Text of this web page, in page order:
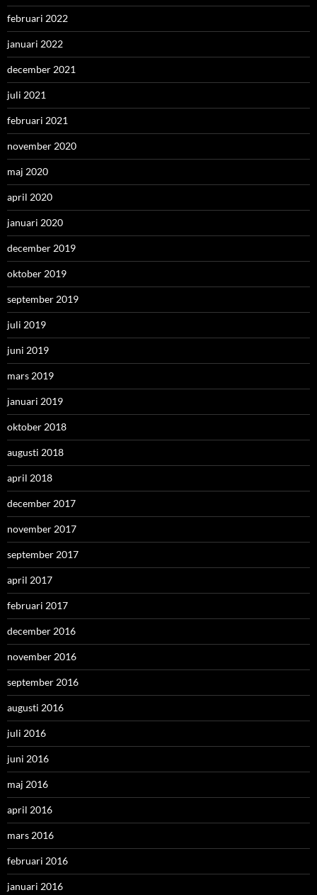
februari 2022
januari 2022
december 2021
juli 2021
februari 2021
november 2020
maj 2020
april 2020
januari 2020
december 2019
oktober 2019
september 2019
juli 2019
juni 2019
mars 2019
januari 2019
oktober 2018
augusti 2018
april 2018
december 2017
november 2017
september 2017
april 2017
februari 2017
december 2016
november 2016
september 2016
augusti 2016
juli 2016
juni 2016
maj 2016
april 2016
mars 2016
februari 2016
januari 2016